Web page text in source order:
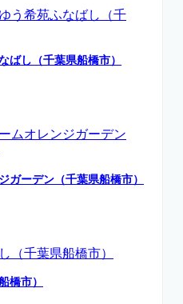
ばし（千葉県船橋市）
ガーデン（千葉県船橋市）
橋市）